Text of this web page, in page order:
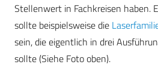
Stellenwert in Fachkreisen haben.
sollte beispielsweise die
sein, die eigentlich in drei
sollte (Siehe Foto oben).